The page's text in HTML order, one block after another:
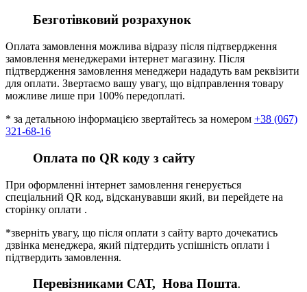
Безготівковий розрахунок
Оплата замовлення можлива відразу після підтвердження
замовлення менеджерами інтернет магазину. Після
підтвердження замовлення менеджери нададуть вам реквізити
для оплати. Звертаємо вашу увагу, що відправлення товару
можливе лише при 100% передоплаті.
* за детальною інформацією звертайтесь за номером +38 (067)
321-68-16
Оплата по QR коду з сайту
При оформленні інтернет замовлення генерується
спеціальний QR код, відсканувавши який, ви перейдете на
сторінку оплати .
*зверніть увагу, що після оплати з сайту варто дочекатись
дзвінка менеджера, який підтердить успішність оплати і
підтвердить замовлення.
Перевізниками CАТ, Нова Пошта.